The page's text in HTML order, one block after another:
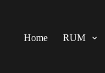
Home RUM